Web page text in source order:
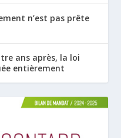
n’est pas prête
ans après, la loi
entièrement